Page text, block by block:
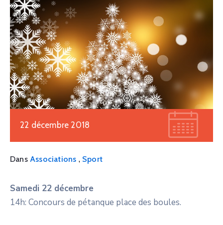
22 décembre 2018
Dans Associations , Sport
Samedi 22 décembre
14h: Concours de pétanque place des boules.